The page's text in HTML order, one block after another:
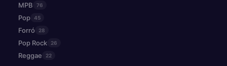
MPB 76
Pop 45
Forró 28
Pop Rock 26
Reggae 22